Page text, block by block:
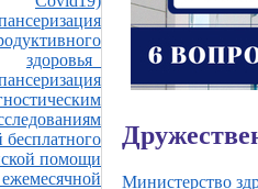
здоровья_
помощи
Министерство